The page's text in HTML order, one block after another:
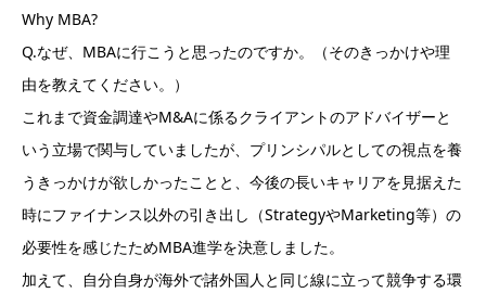
Why MBA?
Q.なぜ、MBAに行こうと思ったのですか。（そのきっかけや理
由を教えてください。）
これまで資金調達やM&Aに係るクライアントのアドバイザーと
いう立場で関与していましたが、プリンシパルとしての視点を養
うきっかけが欲しかったことと、今後の長いキャリアを見据えた
時にファイナンス以外の引き出し（StrategyやMarketing等）の
必要性を感じたためMBA進学を決意しました。
加えて、自分自身が海外で諸外国人と同じ線に立って競争する環